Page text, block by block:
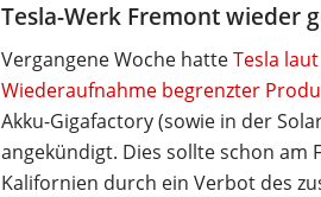
Tesla-Werk Fremont wieder
Vergangene Woche hatteTesla
Wiederaufnahme begrenzter
Akku-Gigafactory (sowie in der
angekündigt. Dies sollte schon am
Kalifornien durch ein Verbot des